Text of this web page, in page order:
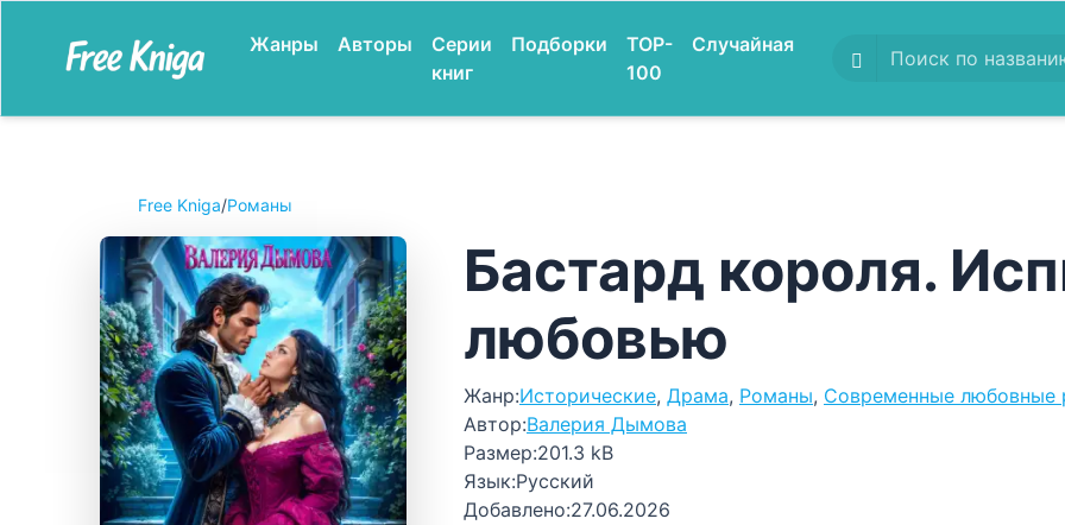
Жанры Авторы
Серии
книг
Подборки
TOP-
100
Случайная
Free Kniga/Романы
Бастард короля.
любовью
Жанр:Исторические, Драма, Романы, Современные любовные
Автор:Валерия Дымова
Размер:201.3 kB
Язык:Русский
Добавлено:27.06.2026